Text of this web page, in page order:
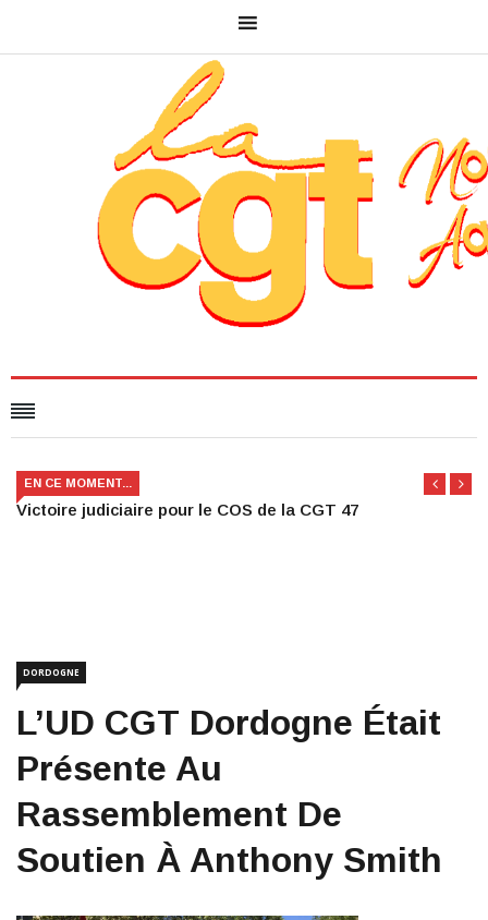
EN CE MOMENT...
Victoire judiciaire pour le COS de la CGT 47
DORDOGNE
L’UD CGT Dordogne Était
Présente Au
Rassemblement De
Soutien À Anthony Smith